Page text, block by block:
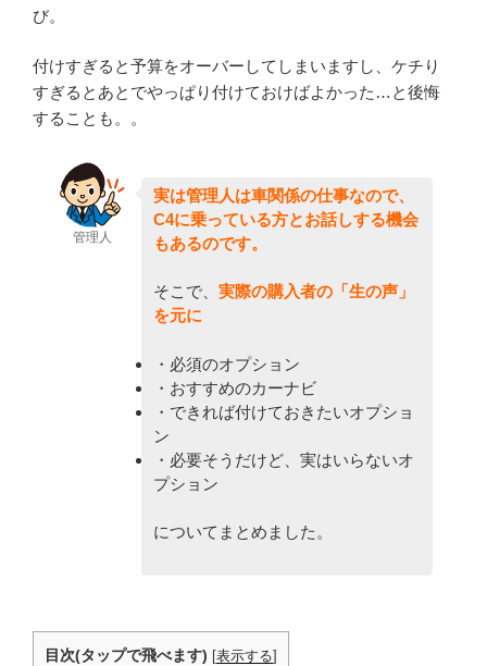
び。
付けすぎると予算をオーバーしてしまいますし、ケチり
すぎるとあとでやっぱり付けておけばよかった…と後悔
することも。。
管理人
実は管理人は車関係の仕事なので、
C4に乗っている方とお話しする機会
もあるのです。
そこで、 実際の購入者の「生の声」
を元に
・必須のオプション
・おすすめのカーナビ
・できれば付けておきたいオプショ
ン
・必要そうだけど、実はいらないオ
プション
についてまとめました。
目次(タップで飛べます) [表示する]